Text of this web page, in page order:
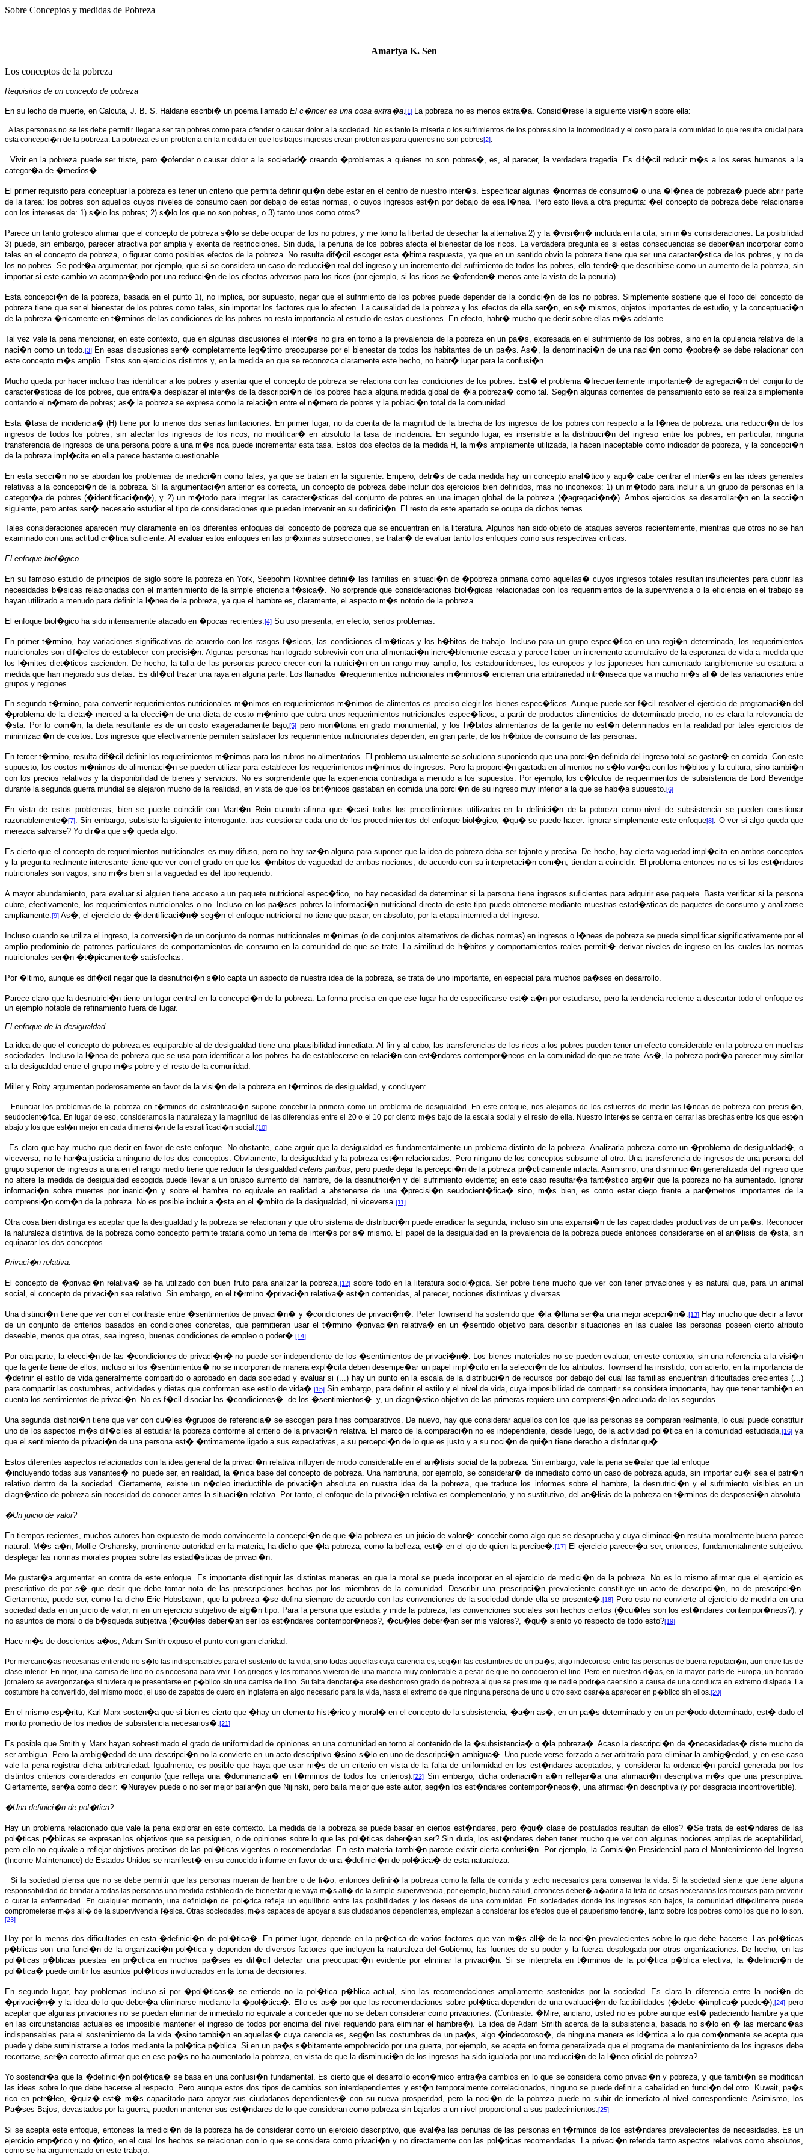
Sobre Conceptos y medidas de Pobreza
Amartya K. Sen
Los conceptos de la pobreza
Requisitos de un concepto de pobreza
En su lecho de muerte, en Calcuta, J. B. S. Haldane escribi� un poema llamado El c�ncer es una cosa extra�a.[1] La pobreza no es menos extra�a. Consid�rese la siguiente visi�n sobre ella:
A las personas no se les debe permitir llegar a ser tan pobres como para ofender o causar dolor a la sociedad. No es tanto la miseria o los sufrimientos de los pobres sino la incomodidad y el costo para la comunidad lo que resulta crucial para
esta concepci�n de la pobreza. La pobreza es un problema en la medida en que los bajos ingresos crean problemas para quienes no son pobres[2].
Vivir en la pobreza puede ser triste, pero �ofender o causar dolor a la sociedad� creando �problemas a quienes no son pobres�, es, al parecer, la verdadera tragedia. Es dif�cil reducir m�s a los seres humanos a la
categor�a de �medios�.
El primer requisito para conceptuar la pobreza es tener un criterio que permita definir qui�n debe estar en el centro de nuestro inter�s. Especificar algunas �normas de consumo� o una �l�nea de pobreza� puede abrir parte
de la tarea: los pobres son aquellos cuyos niveles de consumo caen por debajo de estas normas, o cuyos ingresos est�n por debajo de esa l�nea. Pero esto lleva a otra pregunta: �el concepto de pobreza debe relacionarse
con los intereses de: 1) s�lo los pobres; 2) s�lo los que no son pobres, o 3) tanto unos como otros?
Parece un tanto grotesco afirmar que el concepto de pobreza s�lo se debe ocupar de los no pobres, y me tomo la libertad de desechar la alternativa 2) y la �visi�n� incluida en la cita, sin m�s consideraciones. La posibilidad
3) puede, sin embargo, parecer atractiva por amplia y exenta de restricciones. Sin duda, la penuria de los pobres afecta el bienestar de los ricos. La verdadera pregunta es si estas consecuencias se deber�an incorporar como
tales en el concepto de pobreza, o figurar como posibles efectos de la pobreza. No resulta dif�cil escoger esta �ltima respuesta, ya que en un sentido obvio la pobreza tiene que ser una caracter�stica de los pobres, y no de
los no pobres. Se podr�a argumentar, por ejemplo, que si se considera un caso de reducci�n real del ingreso y un incremento del sufrimiento de todos los pobres, ello tendr� que describirse como un aumento de la pobreza, sin
importar si este cambio va acompa�ado por una reducci�n de los efectos adversos para los ricos (por ejemplo, si los ricos se �ofenden� menos ante la vista de la penuria).
Esta concepci�n de la pobreza, basada en el punto 1), no implica, por supuesto, negar que el sufrimiento de los pobres puede depender de la condici�n de los no pobres. Simplemente sostiene que el foco del concepto de
pobreza tiene que ser el bienestar de los pobres como tales, sin importar los factores que lo afecten. La causalidad de la pobreza y los efectos de ella ser�n, en s� mismos, objetos importantes de estudio, y la conceptuaci�n
de la pobreza �nicamente en t�rminos de las condiciones de los pobres no resta importancia al estudio de estas cuestiones. En efecto, habr� mucho que decir sobre ellas m�s adelante.
Tal vez vale la pena mencionar, en este contexto, que en algunas discusiones el inter�s no gira en torno a la prevalencia de la pobreza en un pa�s, expresada en el sufrimiento de los pobres, sino en la opulencia relativa de la
naci�n como un todo.[3] En esas discusiones ser� completamente leg�timo preocuparse por el bienestar de todos los habitantes de un pa�s. As�, la denominaci�n de una naci�n como �pobre� se debe relacionar con
este concepto m�s amplio. Estos son ejercicios distintos y, en la medida en que se reconozca claramente este hecho, no habr� lugar para la confusi�n.
Mucho queda por hacer incluso tras identificar a los pobres y asentar que el concepto de pobreza se relaciona con las condiciones de los pobres. Est� el problema �frecuentemente importante� de agregaci�n del conjunto de
caracter�sticas de los pobres, que entra�a desplazar el inter�s de la descripci�n de los pobres hacia alguna medida global de �la pobreza� como tal. Seg�n algunas corrientes de pensamiento esto se realiza simplemente
contando el n�mero de pobres; as� la pobreza se expresa como la relaci�n entre el n�mero de pobres y la poblaci�n total de la comunidad.
Esta �tasa de incidencia� (H) tiene por lo menos dos serias limitaciones. En primer lugar, no da cuenta de la magnitud de la brecha de los ingresos de los pobres con respecto a la l�nea de pobreza: una reducci�n de los
ingresos de todos los pobres, sin afectar los ingresos de los ricos, no modificar� en absoluto la tasa de incidencia. En segundo lugar, es insensible a la distribuci�n del ingreso entre los pobres; en particular, ninguna
transferencia de ingresos de una persona pobre a una m�s rica puede incrementar esta tasa. Estos dos efectos de la medida H, la m�s ampliamente utilizada, la hacen inaceptable como indicador de pobreza, y la concepci�n
de la pobreza impl�cita en ella parece bastante cuestionable.
En esta secci�n no se abordan los problemas de medici�n como tales, ya que se tratan en la siguiente. Empero, detr�s de cada medida hay un concepto anal�tico y aqu� cabe centrar el inter�s en las ideas generales
relativas a la concepci�n de la pobreza. Si la argumentaci�n anterior es correcta, un concepto de pobreza debe incluir dos ejercicios bien definidos, mas no inconexos: 1) un m�todo para incluir a un grupo de personas en la
categor�a de pobres (�identificaci�n�), y 2) un m�todo para integrar las caracter�sticas del conjunto de pobres en una imagen global de la pobreza (�agregaci�n�). Ambos ejercicios se desarrollar�n en la secci�n
siguiente, pero antes ser� necesario estudiar el tipo de consideraciones que pueden intervenir en su definici�n. El resto de este apartado se ocupa de dichos temas.
Tales consideraciones aparecen muy claramente en los diferentes enfoques del concepto de pobreza que se encuentran en la literatura. Algunos han sido objeto de ataques severos recientemente, mientras que otros no se han
examinado con una actitud cr�tica suficiente. Al evaluar estos enfoques en las pr�ximas subsecciones, se tratar� de evaluar tanto los enfoques como sus respectivas criticas.
El enfoque biol�gico
En su famoso estudio de principios de siglo sobre la pobreza en York, Seebohm Rowntree defini� las familias en situaci�n de �pobreza primaria como aquellas� cuyos ingresos totales resultan insuficientes para cubrir las
necesidades b�sicas relacionadas con el mantenimiento de la simple eficiencia f�sica�. No sorprende que consideraciones biol�gicas relacionadas con los requerimientos de la supervivencia o la eficiencia en el trabajo se
hayan utilizado a menudo para definir la l�nea de la pobreza, ya que el hambre es, claramente, el aspecto m�s notorio de la pobreza.
El enfoque biol�gico ha sido intensamente atacado en �pocas recientes.[4] Su uso presenta, en efecto, serios problemas.
En primer t�rmino, hay variaciones significativas de acuerdo con los rasgos f�sicos, las condiciones clim�ticas y los h�bitos de trabajo. Incluso para un grupo espec�fico en una regi�n determinada, los requerimientos
nutricionales son dif�ciles de establecer con precisi�n. Algunas personas han logrado sobrevivir con una alimentaci�n incre�blemente escasa y parece haber un incremento acumulativo de la esperanza de vida a medida que
los l�mites diet�ticos ascienden. De hecho, la talla de las personas parece crecer con la nutrici�n en un rango muy amplio; los estadounidenses, los europeos y los japoneses han aumentado tangiblemente su estatura a
medida que han mejorado sus dietas. Es dif�cil trazar una raya en alguna parte. Los llamados �requerimientos nutricionales m�nimos� encierran una arbitrariedad intr�nseca que va mucho m�s all� de las variaciones entre
grupos y regiones.
En segundo t�rmino, para convertir requerimientos nutricionales m�nimos en requerimientos m�nimos de alimentos es preciso elegir los bienes espec�ficos. Aunque puede ser f�cil resolver el ejercicio de programaci�n del
�problema de la dieta� merced a la elecci�n de una dieta de costo m�nimo que cubra unos requerimientos nutricionales espec�ficos, a partir de productos alimenticios de determinado precio, no es clara la relevancia de
�sta. Por lo com�n, la dieta resultante es de un costo exageradamente bajo,[5] pero mon�tona en grado monumental, y los h�bitos alimentarios de la gente no est�n determinados en la realidad por tales ejercicios de
minimizaci�n de costos. Los ingresos que efectivamente permiten satisfacer los requerimientos nutricionales dependen, en gran parte, de los h�bitos de consumo de las personas.
En tercer t�rmino, resulta dif�cil definir los requerimientos m�nimos para los rubros no alimentarios. El problema usualmente se soluciona suponiendo que una porci�n definida del ingreso total se gastar� en comida. Con este
supuesto, los costos m�nimos de alimentaci�n se pueden utilizar para establecer los requerimientos m�nimos de ingresos. Pero la proporci�n gastada en alimentos no s�lo var�a con los h�bitos y la cultura, sino tambi�n
con los precios relativos y la disponibilidad de bienes y servicios. No es sorprendente que la experiencia contradiga a menudo a los supuestos. Por ejemplo, los c�lculos de requerimientos de subsistencia de Lord Beveridge
durante la segunda guerra mundial se alejaron mucho de la realidad, en vista de que los brit�nicos gastaban en comida una porci�n de su ingreso muy inferior a la que se hab�a supuesto.[6]
En vista de estos problemas, bien se puede coincidir con Mart�n Rein cuando afirma que �casi todos los procedimientos utilizados en la definici�n de la pobreza como nivel de subsistencia se pueden cuestionar
razonablemente�[7]. Sin embargo, subsiste la siguiente interrogante: tras cuestionar cada uno de los procedimientos del enfoque biol�gico, �qu� se puede hacer: ignorar simplemente este enfoque[8]. O ver si algo queda que
merezca salvarse? Yo dir�a que s� queda algo.
Es cierto que el concepto de requerimientos nutricionales es muy difuso, pero no hay raz�n alguna para suponer que la idea de pobreza deba ser tajante y precisa. De hecho, hay cierta vaguedad impl�cita en ambos conceptos
y la pregunta realmente interesante tiene que ver con el grado en que los �mbitos de vaguedad de ambas nociones, de acuerdo con su interpretaci�n com�n, tiendan a coincidir. El problema entonces no es si los est�ndares
nutricionales son vagos, sino m�s bien si la vaguedad es del tipo requerido.
A mayor abundamiento, para evaluar si alguien tiene acceso a un paquete nutricional espec�fico, no hay necesidad de determinar si la persona tiene ingresos suficientes para adquirir ese paquete. Basta verificar si la persona
cubre, efectivamente, los requerimientos nutricionales o no. Incluso en los pa�ses pobres la informaci�n nutricional directa de este tipo puede obtenerse mediante muestras estad�sticas de paquetes de consumo y analizarse
ampliamente.[9] As�, el ejercicio de �identificaci�n� seg�n el enfoque nutricional no tiene que pasar, en absoluto, por la etapa intermedia del ingreso.
Incluso cuando se utiliza el ingreso, la conversi�n de un conjunto de normas nutricionales m�nimas (o de conjuntos alternativos de dichas normas) en ingresos o l�neas de pobreza se puede simplificar significativamente por el
amplio predominio de patrones particulares de comportamientos de consumo en la comunidad de que se trate. La similitud de h�bitos y comportamientos reales permiti� derivar niveles de ingreso en los cuales las normas
nutricionales ser�n �t�picamente� satisfechas.
Por �ltimo, aunque es dif�cil negar que la desnutrici�n s�lo capta un aspecto de nuestra idea de la pobreza, se trata de uno importante, en especial para muchos pa�ses en desarrollo.
Parece claro que la desnutrici�n tiene un lugar central en la concepci�n de la pobreza. La forma precisa en que ese lugar ha de especificarse est� a�n por estudiarse, pero la tendencia reciente a descartar todo el enfoque es
un ejemplo notable de refinamiento fuera de lugar.
El enfoque de la desigualdad
La idea de que el concepto de pobreza es equiparable al de desigualdad tiene una plausibilidad inmediata. Al fin y al cabo, las transferencias de los ricos a los pobres pueden tener un efecto considerable en la pobreza en muchas
sociedades. Incluso la l�nea de pobreza que se usa para identificar a los pobres ha de establecerse en relaci�n con est�ndares contempor�neos en la comunidad de que se trate. As�, la pobreza podr�a parecer muy similar
a la desigualdad entre el grupo m�s pobre y el resto de la comunidad.
Miller y Roby argumentan poderosamente en favor de la visi�n de la pobreza en t�rminos de desigualdad, y concluyen:
Enunciar los problemas de la pobreza en t�rminos de estratificaci�n supone concebir la primera como un problema de desigualdad. En este enfoque, nos alejamos de los esfuerzos de medir las l�neas de pobreza con precisi�n,
seudocient�fica. En lugar de eso, consideramos la naturaleza y la magnitud de las diferencias entre el 20 o el 10 por ciento m�s bajo de la escala social y el resto de ella. Nuestro inter�s se centra en cerrar las brechas entre los que est�n
abajo y los que est�n mejor en cada dimensi�n de la estratificaci�n social.[10]
Es claro que hay mucho que decir en favor de este enfoque. No obstante, cabe arguir que la desigualdad es fundamentalmente un problema distinto de la pobreza. Analizarla pobreza como un �problema de desigualdad�, o
viceversa, no le har�a justicia a ninguno de los dos conceptos. Obviamente, la desigualdad y la pobreza est�n relacionadas. Pero ninguno de los conceptos subsume al otro. Una transferencia de ingresos de una persona del
grupo superior de ingresos a una en el rango medio tiene que reducir la desigualdad ceteris paribus; pero puede dejar la percepci�n de la pobreza pr�cticamente intacta. Asimismo, una disminuci�n generalizada del ingreso que
no altere la medida de desigualdad escogida puede llevar a un brusco aumento del hambre, de la desnutrici�n y del sufrimiento evidente; en este caso resultar�a fant�stico arg�ir que la pobreza no ha aumentado. Ignorar
informaci�n sobre muertes por inanici�n y sobre el hambre no equivale en realidad a abstenerse de una �precisi�n seudocient�fica� sino, m�s bien, es como estar ciego frente a par�metros importantes de la
comprensi�n com�n de la pobreza. No es posible incluir a �sta en el �mbito de la desigualdad, ni viceversa.[11]
Otra cosa bien distinga es aceptar que la desigualdad y la pobreza se relacionan y que otro sistema de distribuci�n puede erradicar la segunda, incluso sin una expansi�n de las capacidades productivas de un pa�s. Reconocer
la naturaleza distintiva de la pobreza como concepto permite tratarla como un tema de inter�s por s� mismo. El papel de la desigualdad en la prevalencia de la pobreza puede entonces considerarse en el an�lisis de �sta, sin
equiparar los dos conceptos.
Privaci�n relativa.
El concepto de �privaci�n relativa� se ha utilizado con buen fruto para analizar la pobreza,[12]sobre todo en la literatura sociol�gica. Ser pobre tiene mucho que ver con tener privaciones y es natural que, para un animal
social, el concepto de privaci�n sea relativo. Sin embargo, en el t�rmino �privaci�n relativa� est�n contenidas, al parecer, nociones distintivas y diversas.
Una distinci�n tiene que ver con el contraste entre �sentimientos de privaci�n� y �condiciones de privaci�n�. Peter Townsend ha sostenido que �la �ltima ser�a una mejor acepci�n�.[13] Hay mucho que decir a favor
de un conjunto de criterios basados en condiciones concretas, que permitieran usar el t�rmino �privaci�n relativa� en un �sentido objetivo para describir situaciones en las cuales las personas poseen cierto atributo
deseable, menos que otras, sea ingreso, buenas condiciones de empleo o poder�.[14]
Por otra parte, la elecci�n de las �condiciones de privaci�n� no puede ser independiente de los �sentimientos de privaci�n�. Los bienes materiales no se pueden evaluar, en este contexto, sin una referencia a la visi�n
que la gente tiene de ellos; incluso si los �sentimientos� no se incorporan de manera expl�cita deben desempe�ar un papel impl�cito en la selecci�n de los atributos. Townsend ha insistido, con acierto, en la importancia de
�definir el estilo de vida generalmente compartido o aprobado en dada sociedad y evaluar si (...) hay un punto en la escala de la distribuci�n de recursos por debajo del cual las familias encuentran dificultades crecientes (...)
para compartir las costumbres, actividades y dietas que conforman ese estilo de vida�.[15]Sin embargo, para definir el estilo y el nivel de vida, cuya imposibilidad de compartir se considera importante, hay que tener tambi�n en
cuenta los sentimientos de privaci�n. No es f�cil disociar las �condiciones� de los �sentimientos� y, un diagn�stico objetivo de las primeras requiere una comprensi�n adecuada de los segundos.
Una segunda distinci�n tiene que ver con cu�les �grupos de referencia� se escogen para fines comparativos. De nuevo, hay que considerar aquellos con los que las personas se comparan realmente, lo cual puede constituir
uno de los aspectos m�s dif�ciles al estudiar la pobreza conforme al criterio de la privaci�n relativa. El marco de la comparaci�n no es independiente, desde luego, de la actividad pol�tica en la comunidad estudiada,[16]ya
que el sentimiento de privaci�n de una persona est� �ntimamente ligado a sus expectativas, a su percepci�n de lo que es justo y a su noci�n de qui�n tiene derecho a disfrutar qu�.
Estos diferentes aspectos relacionados con la idea general de la privaci�n relativa influyen de modo considerable en el an�lisis social de la pobreza. Sin embargo, vale la pena se�alar que tal enfoque
�incluyendo todas sus variantes� no puede ser, en realidad, la �nica base del concepto de pobreza. Una hambruna, por ejemplo, se considerar� de inmediato como un caso de pobreza aguda, sin importar cu�l sea el patr�n
relativo dentro de la sociedad. Ciertamente, existe un n�cleo irreductible de privaci�n absoluta en nuestra idea de la pobreza, que traduce los informes sobre el hambre, la desnutrici�n y el sufrimiento visibles en un
diagn�stico de pobreza sin necesidad de conocer antes la situaci�n relativa. Por tanto, el enfoque de la privaci�n relativa es complementario, y no sustitutivo, del an�lisis de la pobreza en t�rminos de desposesi�n absoluta.
�Un juicio de valor?
En tiempos recientes, muchos autores han expuesto de modo convincente la concepci�n de que �la pobreza es un juicio de valor�: concebir como algo que se desaprueba y cuya eliminaci�n resulta moralmente buena parece
natural. M�s a�n, Mollie Orshansky, prominente autoridad en la materia, ha dicho que �la pobreza, como la belleza, est� en el ojo de quien la percibe�.[17] El ejercicio parecer�a ser, entonces, fundamentalmente subjetivo:
desplegar las normas morales propias sobre las estad�sticas de privaci�n.
Me gustar�a argumentar en contra de este enfoque. Es importante distinguir las distintas maneras en que la moral se puede incorporar en el ejercicio de medici�n de la pobreza. No es lo mismo afirmar que el ejercicio es
prescriptivo de por s� que decir que debe tomar nota de las prescripciones hechas por los miembros de la comunidad. Describir una prescripci�n prevaleciente constituye un acto de descripci�n, no de prescripci�n.
Ciertamente, puede ser, como ha dicho Eric Hobsbawm, que la pobreza �se defina siempre de acuerdo con las convenciones de la sociedad donde ella se presente�.[18]Pero esto no convierte al ejercicio de medirla en una
sociedad dada en un juicio de valor, ni en un ejercicio subjetivo de alg�n tipo. Para la persona que estudia y mide la pobreza, las convenciones sociales son hechos ciertos (�cu�les son los est�ndares contempor�neos?), y
no asuntos de moral o de b�squeda subjetiva (�cu�les deber�an ser los est�ndares contempor�neos?, �cu�les deber�an ser mis valores?, �qu� siento yo respecto de todo esto?[19]
Hace m�s de doscientos a�os, Adam Smith expuso el punto con gran claridad:
Por mercanc�as necesarias entiendo no s�lo las indispensables para el sustento de la vida, sino todas aquellas cuya carencia es, seg�n las costumbres de un pa�s, algo indecoroso entre las personas de buena reputaci�n, aun entre las de
clase inferior. En rigor, una camisa de lino no es necesaria para vivir. Los griegos y los romanos vivieron de una manera muy confortable a pesar de que no conocieron el lino. Pero en nuestros d�as, en la mayor parte de Europa, un honrado
jornalero se avergonzar�a si tuviera que presentarse en p�blico sin una camisa de lino. Su falta denotar�a ese deshonroso grado de pobreza al que se presume que nadie podr�a caer sino a causa de una conducta en extremo disipada. La
costumbre ha convertido, del mismo modo, el uso de zapatos de cuero en Inglaterra en algo necesario para la vida, hasta el extremo de que ninguna persona de uno u otro sexo osar�a aparecer en p�blico sin ellos.[20]
En el mismo esp�ritu, Karl Marx sosten�a que si bien es cierto que �hay un elemento hist�rico y moral� en el concepto de la subsistencia, �a�n as�, en un pa�s determinado y en un per�odo determinado, est� dado el
monto promedio de los medios de subsistencia necesarios�.[21]
Es posible que Smith y Marx hayan sobrestimado el grado de uniformidad de opiniones en una comunidad en torno al contenido de la �subsistencia� o �la pobreza�. Acaso la descripci�n de �necesidades� diste mucho de
ser ambigua. Pero la ambig�edad de una descripci�n no la convierte en un acto descriptivo �sino s�lo en uno de descripci�n ambigua�. Uno puede verse forzado a ser arbitrario para eliminar la ambig�edad, y en ese caso
vale la pena registrar dicha arbitrariedad. Igualmente, es posible que haya que usar m�s de un criterio en vista de la falta de uniformidad en los est�ndares aceptados, y considerar la ordenaci�n parcial generada por los
distintos criterios considerados en conjunto (que refleja una �dominancia� en t�rminos de todos los criterios).[22] Sin embargo, dicha ordenaci�n a�n reflejar�a una afirmaci�n descriptiva m�s que una prescriptiva.
Ciertamente, ser�a como decir: �Nureyev puede o no ser mejor bailar�n que Nijinski, pero baila mejor que este autor, seg�n los est�ndares contempor�neos�, una afirmaci�n descriptiva (y por desgracia incontrovertible).
�Una definici�n de pol�tica?
Hay un problema relacionado que vale la pena explorar en este contexto. La medida de la pobreza se puede basar en ciertos est�ndares, pero �qu� clase de postulados resultan de ellos? �Se trata de est�ndares de las
pol�ticas p�blicas se expresan los objetivos que se persiguen, o de opiniones sobre lo que las pol�ticas deber�an ser? Sin duda, los est�ndares deben tener mucho que ver con algunas nociones amplias de aceptabilidad,
pero ello no equivale a reflejar objetivos precisos de las pol�ticas vigentes o recomendadas. En esta materia tambi�n parece existir cierta confusi�n. Por ejemplo, la Comisi�n Presidencial para el Mantenimiento del Ingreso
(Income Maintenance) de Estados Unidos se manifest� en su conocido informe en favor de una �definici�n de pol�tica� de esta naturaleza.
Si la sociedad piensa que no se debe permitir que las personas mueran de hambre o de fr�o, entonces definir� la pobreza como la falta de comida y techo necesarios para conservar la vida. Si la sociedad siente que tiene alguna
responsabilidad de brindar a todas las personas una medida establecida de bienestar que vaya m�s all� de la simple supervivencia, por ejemplo, buena salud, entonces deber� a�adir a la lista de cosas necesarias los recursos para prevenir
o curar la enfermedad. En cualquier momento, una definici�n de pol�tica refleja un equilibrio entre las posibilidades y los deseos de una comunidad. En sociedades donde los ingresos son bajos, la comunidad dif�cilmente puede
comprometerse m�s all� de la supervivencia f�sica. Otras sociedades, m�s capaces de apoyar a sus ciudadanos dependientes, empiezan a considerar los efectos que el pauperismo tendr�, tanto sobre los pobres como los que no lo son.
[23]
Hay por lo menos dos dificultades en esta �definici�n de pol�tica�. En primer lugar, depende en la pr�ctica de varios factores que van m�s all� de la noci�n prevalecientes sobre lo que debe hacerse. Las pol�ticas
p�blicas son una funci�n de la organizaci�n pol�tica y dependen de diversos factores que incluyen la naturaleza del Gobierno, las fuentes de su poder y la fuerza desplegada por otras organizaciones. De hecho, en las
pol�ticas p�blicas puestas en pr�ctica en muchos pa�ses es dif�cil detectar una preocupaci�n evidente por eliminar la privaci�n. Si se interpreta en t�rminos de la pol�tica p�blica efectiva, la �definici�n de
pol�tica� puede omitir los asuntos pol�ticos involucrados en la toma de decisiones.
En segundo lugar, hay problemas incluso si por �pol�ticas� se entiende no la pol�tica p�blica actual, sino las recomendaciones ampliamente sostenidas por la sociedad. Es clara la diferencia entre la noci�n de
�privaci�n� y la idea de lo que deber�a eliminarse mediante la �pol�tica�. Ello es as� por que las recomendaciones sobre pol�tica dependen de una evaluaci�n de factibilidades (�debe �implica� puede�),[24] pero
aceptar que algunas privaciones no se puedan eliminar de inmediato no equivale a conceder que no se deban considerar como privaciones. (Contraste: �Mire, anciano, usted no es pobre aunque est� padeciendo hambre ya que
en las circunstancias actuales es imposible mantener el ingreso de todos por encima del nivel requerido para eliminar el hambre�). La idea de Adam Smith acerca de la subsistencia, basada no s�lo en � las mercanc�as
indispensables para el sostenimiento de la vida �sino tambi�n en aquellas� cuya carencia es, seg�n las costumbres de un pa�s, algo �indecoroso�, de ninguna manera es id�ntica a lo que com�nmente se acepta que
puede y debe suministrarse a todos mediante la pol�tica p�blica. Si en un pa�s s�bitamente empobrecido por una guerra, por ejemplo, se acepta en forma generalizada que el programa de mantenimiento de los ingresos debe
recortarse, ser�a correcto afirmar que en ese pa�s no ha aumentado la pobreza, en vista de que la disminuci�n de los ingresos ha sido igualada por una reducci�n de la l�nea oficial de pobreza?
Yo sostendr�a que la �definici�n pol�tica� se basa en una confusi�n fundamental. Es cierto que el desarrollo econ�mico entra�a cambios en lo que se considera como privaci�n y pobreza, y que tambi�n se modifican
las ideas sobre lo que debe hacerse al respecto. Pero aunque estos dos tipos de cambios son interdependientes y est�n temporalmente correlacionados, ninguno se puede definir a cabalidad en funci�n del otro. Kuwait, pa�s
rico en petr�leo, �quiz� est� m�s capacitado para apoyar sus ciudadanos dependientes� con su nueva prosperidad, pero la noci�n de la pobreza puede no subir de inmediato al nivel correspondiente. Asimismo, los
Pa�ses Bajos, devastados por la guerra, pueden mantener sus est�ndares de lo que consideran como pobreza sin bajarlos a un nivel proporcional a sus padecimientos.[25]
Si se acepta este enfoque, entonces la medici�n de la pobreza ha de considerar como un ejercicio descriptivo, que eval�a las penurias de las personas en t�rminos de los est�ndares prevalecientes de necesidades. Es un
ejercicio emp�rico y no �tico, en el cual los hechos se relacionan con lo que se considera como privaci�n y no directamente con las pol�ticas recomendadas. La privaci�n referida tanto aspectos relativos como absolutos,
como se ha argumentado en este trabajo.